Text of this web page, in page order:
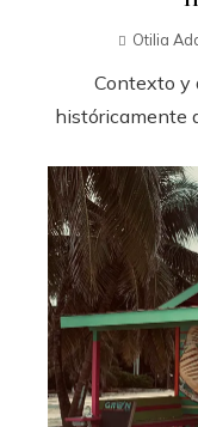
Otilia
Contexto y
históricamente